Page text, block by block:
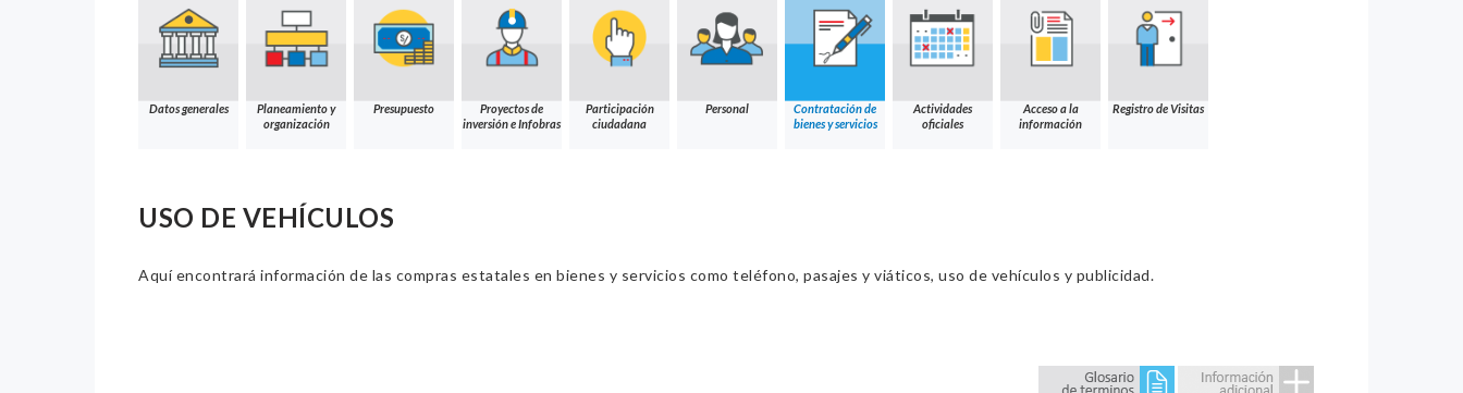
Datos generales
Planeamiento y
organización
Presupuesto
Proyectos de
inversión e Infobras
Participación
ciudadana
Personal
Contratación de
bienes y servicios
Actividades
oficiales
Acceso a la
información
Registro de Visitas
USO DE VEHÍCULOS
Aquí encontrará información de las compras estatales en bienes y servicios como teléfono, pasajes y viáticos, uso de vehículos y publicidad.